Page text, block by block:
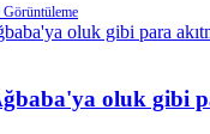
5. maddesi ile
ittifakın NATO'ya
Görüntüleme
oluk gibi